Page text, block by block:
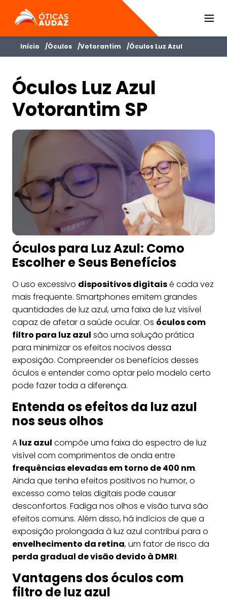
ÓTICAS AUDAZ
Início Óculos Votorantim Óculos Luz Azul
Óculos Luz Azul
Votorantim SP
Óculos para Luz Azul: Como
Escolher e Seus Benefícios
O uso excessivo dispositivos digitaisé cada vez
mais frequente. Smartphones emitem grandes
quantidades de luz azul, uma faixa de luz visível
capaz de afetar a saúde ocular. Os óculos com
filtro para luz azul são uma solução prática
para minimizar os efeitos nocivos dessa
exposição. Compreender os benefícios desses
óculos e entender como optar pelo modelo certo
pode fazer toda a diferença.
Entenda os efeitos da luz azul
nos seus olhos
A luz azul compõe uma faixa do espectro de luz
visível com comprimentos de onda entre
frequências elevadas em torno de 400 nm.
Ainda que tenha efeitos positivos no humor, o
excesso como telas digitais pode causar
desconfortos. Fadiga nos olhos e visão turva são
efeitos comuns. Além disso, há indícios de que a
exposição prolongada à luz azul contribui para o
envelhecimento da retina, um fator de risco da
perda gradual de visão devido à DMRI.
Vantagens dos óculos com
filtro de luz azul